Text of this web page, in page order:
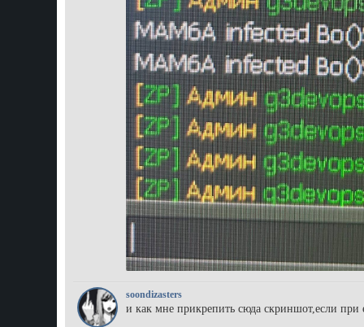
soondizasters
и как мне прикрепить сюда скриншот,если